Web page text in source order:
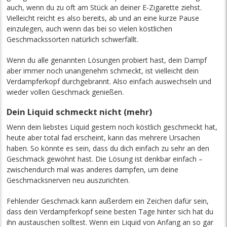
auch, wenn du zu oft am Stück an deiner E-Zigarette ziehst.
Vielleicht reicht es also bereits, ab und an eine kurze Pause
einzulegen, auch wenn das bei so vielen köstlichen
Geschmackssorten natürlich schwerfällt.
Wenn du alle genannten Lösungen probiert hast, dein Dampf
aber immer noch unangenehm schmeckt, ist vielleicht dein
Verdampferkopf durchgebrannt. Also einfach auswechseln und
wieder vollen Geschmack genießen.
Dein Liquid schmeckt nicht (mehr)
Wenn dein liebstes Liquid gestern noch köstlich geschmeckt hat,
heute aber total fad erscheint, kann das mehrere Ursachen
haben. So könnte es sein, dass du dich einfach zu sehr an den
Geschmack gewöhnt hast. Die Lösung ist denkbar einfach –
zwischendurch mal was anderes dampfen, um deine
Geschmacksnerven neu auszurichten.
Fehlender Geschmack kann außerdem ein Zeichen dafür sein,
dass dein Verdampferkopf seine besten Tage hinter sich hat du
ihn austauschen solltest. Wenn ein Liquid von Anfang an so gar